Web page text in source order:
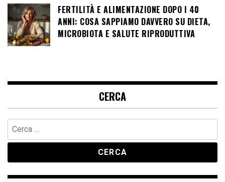
FERTILITÀ E ALIMENTAZIONE DOPO I 40
ANNI: COSA SAPPIAMO DAVVERO SU DIETA,
MICROBIOTA E SALUTE RIPRODUTTIVA
CERCA
Ricerca
per: